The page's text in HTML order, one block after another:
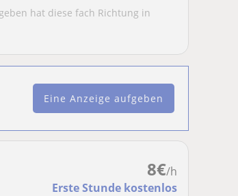
hat diese fach Richtung in
Eine Anzeige aufgeben
8€/h
Erste Stunde kostenlos